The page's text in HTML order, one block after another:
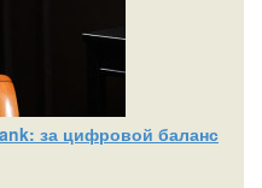
за цифровой баланс